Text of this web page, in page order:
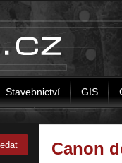
Stavebnictví GIS
Canon